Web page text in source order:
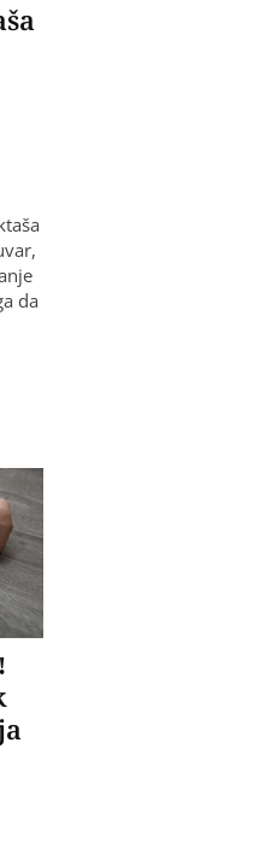
da